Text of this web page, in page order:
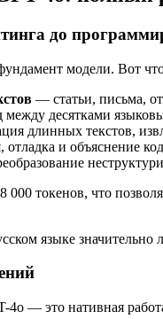
до
модели. Вот
— статьи, письма,
десятками
длинных текстов,
и объяснение
000 токенов, что
языке
— это нативная